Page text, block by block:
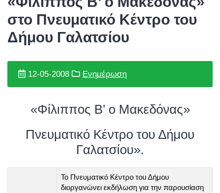
στο Πνευματικό Κέντρο του
Δήμου Γαλατσίου
12-05-2008 Ενημέρωση
«Φίλιππος Β’ ο Μακεδόνας»
Πνευματικό Κέντρο του Δήμου
Γαλατσίου».
Το Πνευματικό Κέντρο του Δήμου
διοργανώνει εκδήλωση για την παρουσίαση